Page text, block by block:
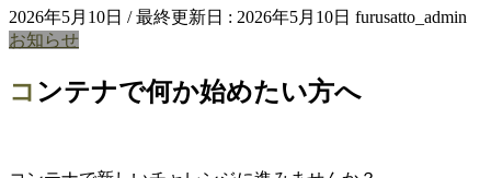
2026年5月10日 / 最終更新日 : 2026年5月10日 furusatto_admin
お知らせ
コンテナで何か始めたい方へ